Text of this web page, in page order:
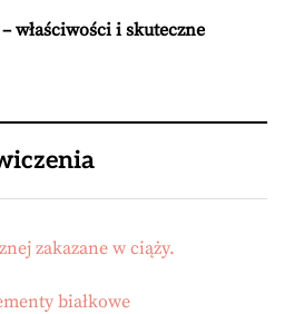
właściwości i skuteczne
zakazane w ciąży.
białkowe